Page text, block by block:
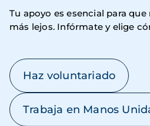
Tu apoyo es esencial para
más lejos. Infórmate y elige
Haz voluntariado
Trabaja en Manos